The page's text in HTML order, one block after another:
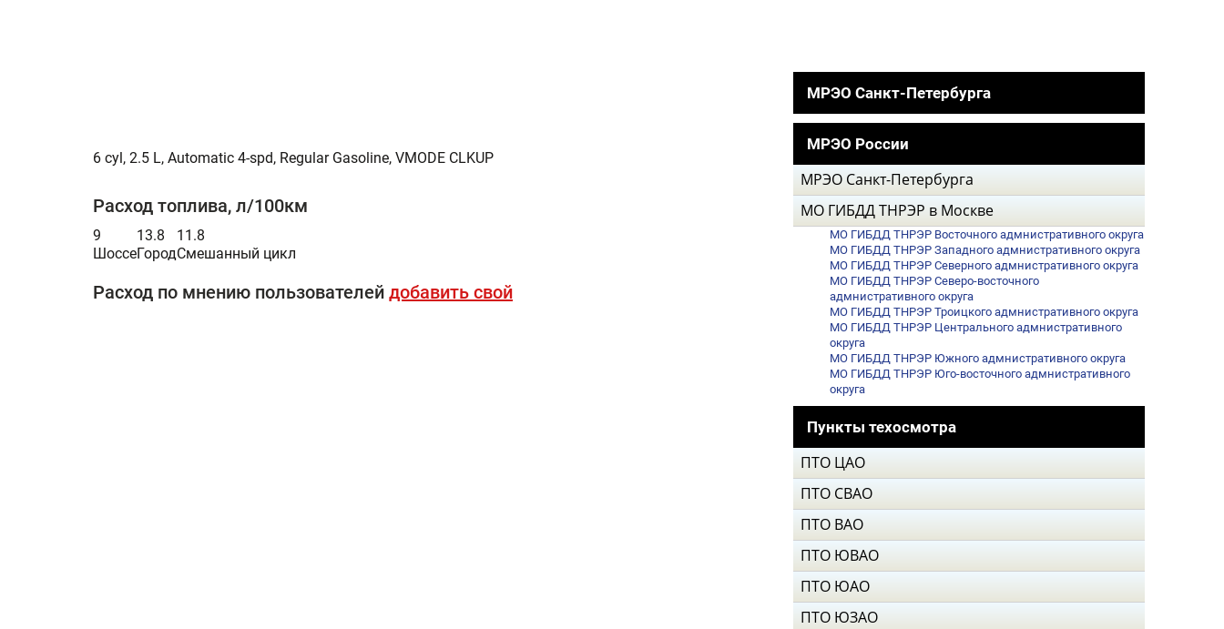
6 cyl, 2.5 L, Automatic 4-spd, Regular Gasoline, VMODE CLKUP
Расход топлива, л/100км
9 13.8
11.8
ШоссеГородСмешанный цикл
Расход по мнению пользователей добавить свой
МРЭО Санкт-Петербурга
МРЭО России
МРЭО Санкт-Петербурга
МО ГИБДД ТНРЭР в Москве
МО ГИБДД ТНРЭР Восточного адмнистративного округа
МО ГИБДД ТНРЭР Западного адмнистративного округа
МО ГИБДД ТНРЭР Северного адмнистративного округа
МО ГИБДД ТНРЭР Северо-восточного
адмнистративного округа
МО ГИБДД ТНРЭР Троицкого адмнистративного округа
МО ГИБДД ТНРЭР Центрального адмнистративного
округа
МО ГИБДД ТНРЭР Южного адмнистративного округа
МО ГИБДД ТНРЭР Юго-восточного адмнистративного
округа
Пункты техосмотра
ПТО ЦАО
ПТО СВАО
ПТО ВАО
ПТО ЮВАО
ПТО ЮАО
ПТО ЮЗАО